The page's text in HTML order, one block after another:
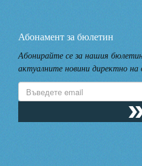
Абонамент за бюлетин
Абонирайте се за нашия
актуалните новини директно на